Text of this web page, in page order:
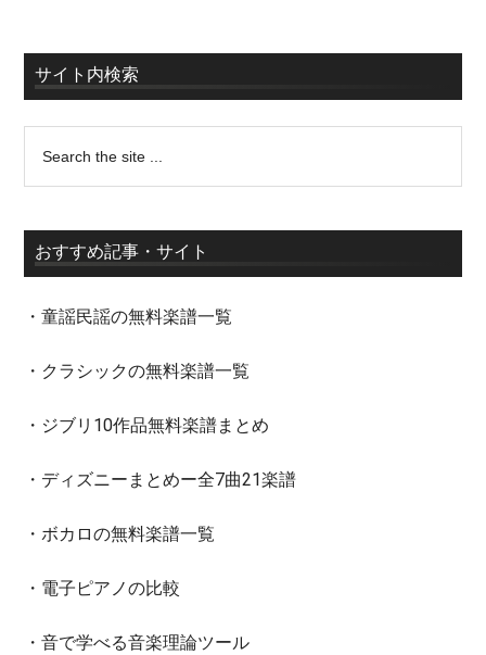
サイト内検索
おすすめ記事・サイト
・童謡民謡の無料楽譜一覧
・クラシックの無料楽譜一覧
・ジブリ10作品無料楽譜まとめ
・ディズニーまとめー全7曲21楽譜
・ボカロの無料楽譜一覧
・電子ピアノの比較
・音で学べる音楽理論ツール